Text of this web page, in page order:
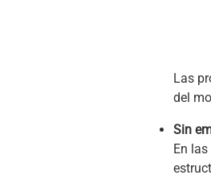
Las
del
Sin
En